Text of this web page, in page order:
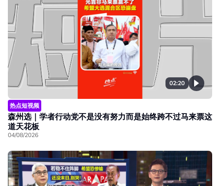
02:20
热点短视频
森州选｜学者行动党不是没有努力而是始终跨不过马来票这
道天花板
04/08/2026